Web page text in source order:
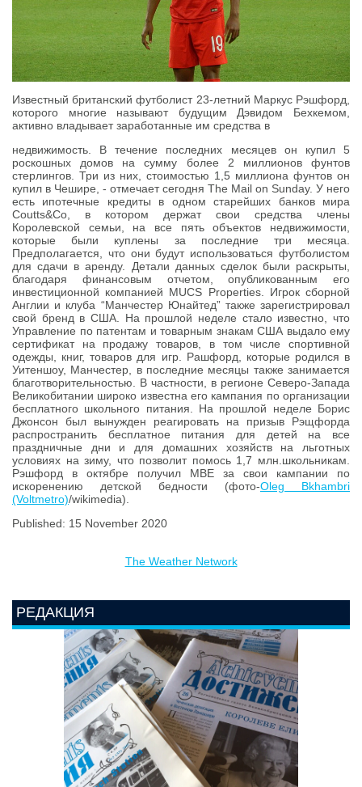
Известный британский футболист 23-летний Маркус Рэшфорд,
которого многие называют будущим Дэвидом Бехкемом,
активно владывает заработанные им средства в
недвижимость. В течение последних месяцев он купил 5
роскошных домов на сумму более 2 миллионов фунтов
стерлингов. Три из них, стоимостью 1,5 миллиона фунтов он
купил в Чешире, - отмечает сегодня The Mail on Sunday. У него
есть ипотечные кредиты в одном старейших банков мира
Coutts&Co, в котором держат свои средства члены
Королевской семьи, на все пять объектов недвижимости,
которые были куплены за последние три месяца.
Предполагается, что они будут использоваться футболистом
для сдачи в аренду. Детали данных сделок были раскрыты,
благодаря финансовым отчетом, опубликованным его
инвестиционной компанией MUCS Properties. Игрок сборной
Англии и клуба “Манчестер Юнайтед” также зарегистрировал
свой бренд в США. На прошлой неделе стало известно, что
Управление по патентам и товарным знакам США выдало ему
сертификат на продажу товаров, в том числе спортивной
одежды, книг, товаров для игр. Рашфорд, которые родился в
Уитеншоу, Манчестер, в последние месяцы также занимается
благотворительностью. В частности, в регионе Северо-Запада
Великобитании широко известна его кампания по организации
бесплатного школьного питания. На прошлой неделе Борис
Джонсон был вынужден реагировать на призыв Рэщфорда
распространить бесплатное питания для детей на все
праздничные дни и для домашних хозяйств на льготных
условиях на зиму, что позволит помось 1,7 млн.школьникам.
Рэшфорд в октябре получил MBE за свои кампании по
искоренению детской бедности (фото-Oleg Bkhambri
(Voltmetro)/wikimedia).
Published: 15 November 2020
The Weather Network
РЕДАКЦИЯ